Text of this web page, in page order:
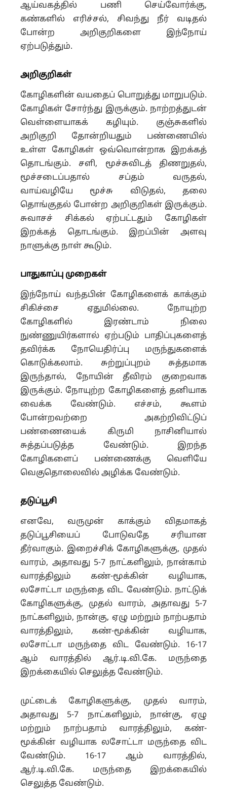
ஆய்வகத்தில் பணி செய்வோர்க்கு,
கண்களில் எரிச்சல், சிவந்து நீர் வடிதல்
போன்ற அறிகுறிகளை இந்நோய்
ஏற்படுத்தும்.
அறிகுறிகள்
கோழிகளின் வயதைப் பொறுத்து மாறுபடும்.
கோழிகள் சோர்ந்து இருக்கும். நாற்றத்துடன்
வெள்ளையாகக் கழியும். குஞ்சுகளில்
அறிகுறி தோன்றியதும் பண்ணையில்
உள்ள கோழிகள் ஒவ்வொன்றாக இறக்கத்
தொடங்கும். சளி, மூச்சுவிடத் திணறுதல்,
மூச்சடைப்பதால் சப்தம் வருதல்,
வாய்வழியே மூச்சு விடுதல், தலை
தொங்குதல் போன்ற அறிகுறிகள் இருக்கும்.
சுவாசச் சிக்கல் ஏற்பட்டதும் கோழிகள்
இறக்கத் தொடங்கும். இறப்பின் அளவு
நாளுக்கு நாள் கூடும்.
பாதுகாப்பு முறைகள்
இந்நோய் வந்தபின் கோழிகளைக் காக்கும்
சிகிச்சை ஏதுமில்லை. நோயுற்ற
கோழிகளில் இரண்டாம் நிலை
நுண்ணுயிர்களால் ஏற்படும் பாதிப்புகளைத்
தவிர்க்க நோயெதிர்ப்பு மருந்துகளைக்
கொடுக்கலாம். சுற்றுப்புறம் சுத்தமாக
இருந்தால், நோயின் தீவிரம் குறைவாக
இருக்கும். நோயுற்ற கோழிகளைத் தனியாக
வைக்க வேண்டும். எச்சம், கூளம்
போன்றவற்றை அகற்றிவிட்டுப்
பண்ணையைக் கிருமி நாசினியால்
சுத்தப்படுத்த வேண்டும். இறந்த
கோழிகளைப் பண்ணைக்கு வெளியே
வெகுதொலைவில் அழிக்க வேண்டும்.
தடுப்பூசி
எனவே, வருமுன் காக்கும் விதமாகத்
தடுப்பூசியைப் போடுவதே சரியான
தீர்வாகும். இறைச்சிக் கோழிகளுக்கு, முதல்
வாரம், அதாவது 5-7 நாட்களிலும், நான்காம்
வாரத்திலும் கண்-மூக்கின் வழியாக,
லசோட்டா மருந்தை விட வேண்டும். நாட்டுக்
கோழிகளுக்கு, முதல் வாரம், அதாவது 5-7
நாட்களிலும், நான்கு, ஏழு மற்றும் நாற்பதாம்
வாரத்திலும், கண்-மூக்கின் வழியாக,
லசோட்டா மருந்தை விட வேண்டும். 16-17
ஆம் வாரத்தில் ஆர்.டி.வி.கே. மருந்தை
இறக்கையில் செலுத்த வேண்டும்.
முட்டைக் கோழிகளுக்கு, முதல் வாரம்,
அதாவது 5-7 நாட்களிலும், நான்கு, ஏழு
மற்றும் நாற்பதாம் வாரத்திலும், கண்-
மூக்கின் வழியாக லசோட்டா மருந்தை விட
வேண்டும். 16-17 ஆம் வாரத்தில்,
ஆர்.டி.வி.கே. மருந்தை இறக்கையில்
செலுத்த வேண்டும்.